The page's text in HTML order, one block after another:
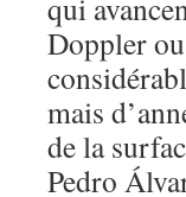
qui
Doppler
mais
de la
Pedro